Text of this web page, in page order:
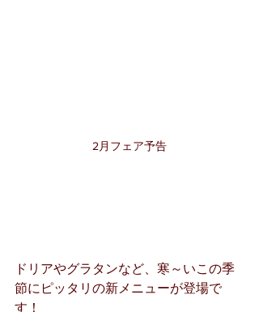
2月フェア予告
ドリアやグラタンなど、寒～いこの季
節にピッタリの新メニューが登場で
す！